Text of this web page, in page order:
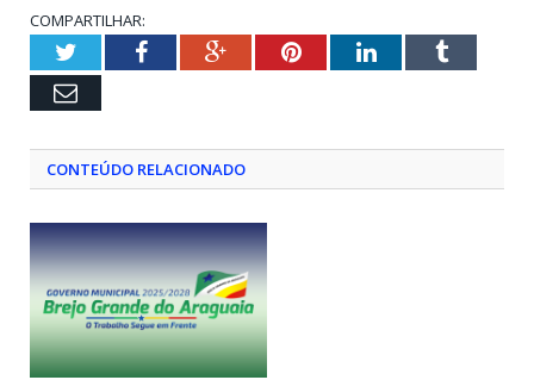
COMPARTILHAR:
TwitterFacebookGoogle+PinterestLinkedInTumblr
Email
CONTEÚDO RELACIONADO